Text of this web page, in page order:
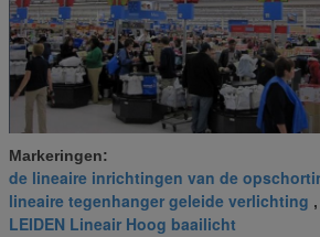
Markeringen:
de lineaire inrichtingen van de
lineaire tegenhanger geleide verlichting ,
LEIDEN Lineair Hoog baailicht